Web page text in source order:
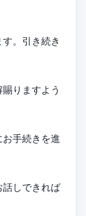
。引き続き
りますよう
手続きを進
しできれば